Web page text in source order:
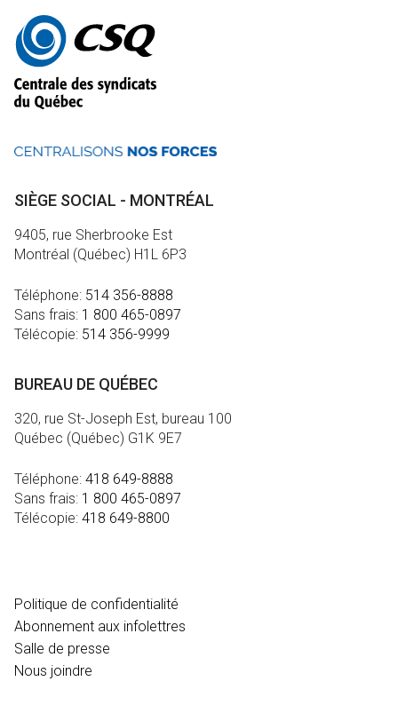
Autres
informations
SIÈGE SOCIAL - MONTRÉAL
9405, rue Sherbrooke Est
Montréal (Québec) H1L 6P3
Téléphone: 514 356-8888
Sans frais: 1 800 465-0897
Télécopie: 514 356-9999
BUREAU DE QUÉBEC
320, rue St-Joseph Est, bureau 100
Québec (Québec) G1K 9E7
Téléphone: 418 649-8888
Sans frais: 1 800 465-0897
Télécopie: 418 649-8800
Politique de confidentialité
Abonnement aux infolettres
Salle de presse
Nous joindre